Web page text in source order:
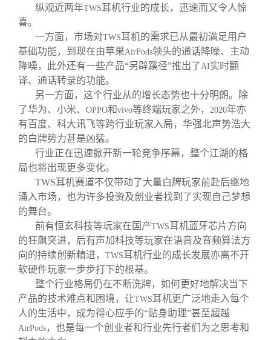
纵观近两年TWS耳机行业的成长，迅速而又令人惊
喜。
一方面，市场对TWS耳机的需求已从最初满足用户
基础功能，到现在由苹果AirPods领头的通话降噪、主动
降噪，此外还有一些产品“另辟蹊径”推出了 AI实时翻
译、通话转录的功能。
另一方面，这个行业从的增长态势也十分明朗。除
了华为、小米、 OPPO和vivo等终端玩家之外， 2020年亦
有百度、科大讯飞等跨行业玩家入局，华强北声势浩大
的白牌势力甚是凶猛。
行业正在迅速掀开新一轮竞争序幕，整个江湖的格
局也将出现更多变化。
TWS耳机赛道不仅带动了大量白牌玩家前赴后继地
涌入市场，也为许多投资及创业者找到了实现自己梦想
的舞台。
前有恒玄科技等玩家在国产TWS耳机蓝牙芯片方向
的狂飙突进，后有声加科技等玩家在语音及音频算法方
向的持续创新精进， TWS耳机行业的成长发展亦离不开
软硬件玩家一步步打下的根基。
整个行业格局仍在不断洗牌，如何更好地解决当下
产品的技术难点和困境，让TWS耳机更广泛地走入每个
人的生活中，成为得心应手的“贴身助理”甚至超越
AirPods ，也是每一个创业者和行业先行者们为之思考和